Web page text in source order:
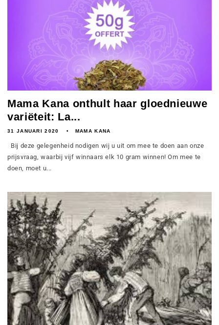
Mama Kana onthult haar gloednieuwe
variëteit: La...
31 JANUARI 2020 MAMA KANA
Bij deze gelegenheid nodigen wij u uit om mee te doen aan onze
prijsvraag, waarbij vijf winnaars elk 10 gram winnen! Om mee te
doen, moet u...